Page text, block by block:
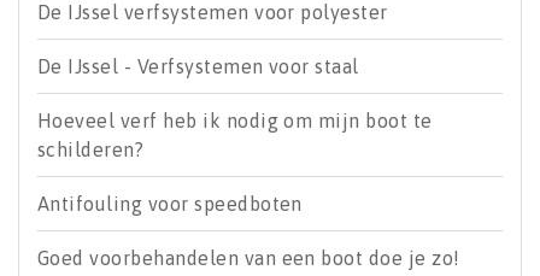
De IJssel verfsystemen voor polyester
De IJssel - Verfsystemen voor staal
Hoeveel verf heb ik nodig om mijn boot te
schilderen?
Antifouling voor speedboten
Goed voorbehandelen van een boot doe je zo!